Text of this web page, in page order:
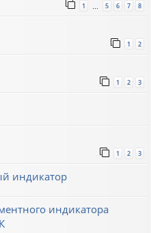
1 5 6 7 8
1 2
1 2 3
1 2 3
индикатор
индикатора